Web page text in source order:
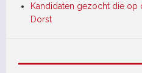
Kandidaten gezocht die op
Dorst